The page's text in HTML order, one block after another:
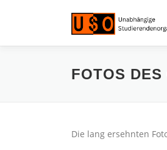
FOTOS
Die lang ersehnten